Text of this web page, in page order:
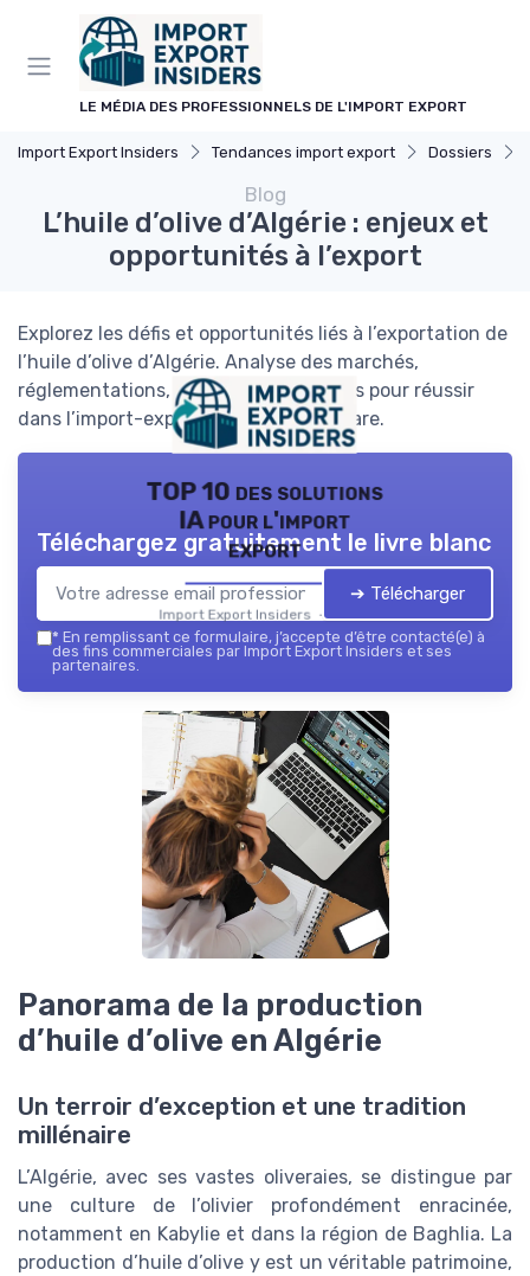
LE MÉDIA DES PROFESSIONNELS DE L'IMPORT EXPORT
Import Export Insiders Tendances import export Dossiers
Blog
L’huile d’olive d’Algérie : enjeux et
opportunités à l’export
Explorez les défis et opportunités liés à l’exportation de
l’huile d’olive d’Algérie. Analyse des marchés,
réglementations, logistique et conseils pour réussir
dans l’import-export de ce produit phare.
TOP 10 des solutions
IA pour l'import
export
Import Export Insiders — 2026
Téléchargez gratuitement le livre blanc
➔ Télécharger
* En remplissant ce formulaire, j’accepte d’être contacté(e) à
des fins commerciales par Import Export Insiders et ses
partenaires.
Panorama de la production
d’huile d’olive en Algérie
Un terroir d’exception et une tradition
millénaire
L’Algérie, avec ses vastes oliveraies, se distingue par
une culture de l’olivier profondément enracinée,
notamment en Kabylie et dans la région de Baghlia. La
production d’huile d’olive y est un véritable patrimoine,
Panneau de gestion des cookies